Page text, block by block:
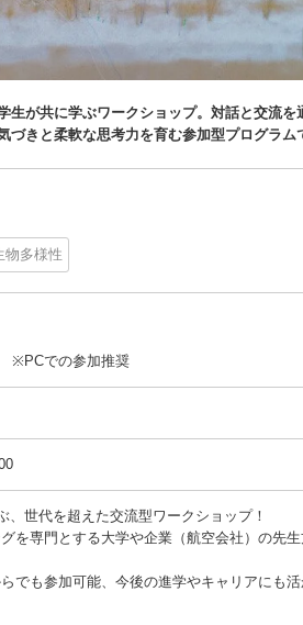
生が共に学ぶワークショップ。対話と交流を
きと柔軟な思考力を育む参加型プログラム
物多様性
※PCでの参加推奨
、世代を超えた交流型ワークショップ！
を専門とする大学や企業（航空会社）の先
でも参加可能、今後の進学やキャリアにも